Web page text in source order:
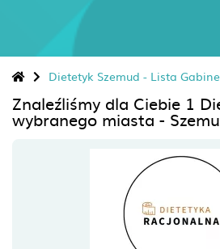
Dietetyk Szemud - Lista
Znaleźliśmy dla Ciebie 1
wybranego miasta -